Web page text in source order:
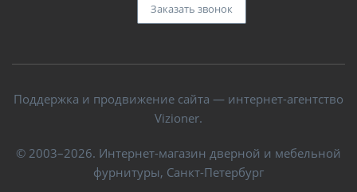
Заказать звонок
Поддержка и продвижение сайта — интернет-агентство
Vizioner.
© 2003–2026. Интернет-магазин дверной и мебельной
фурнитуры, Санкт-Петербург